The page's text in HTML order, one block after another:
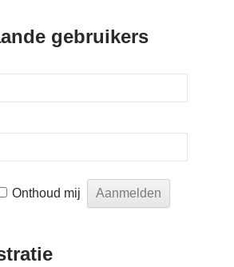
OLYMPIADE 2024
2022
gebruikers
Onthoud mij